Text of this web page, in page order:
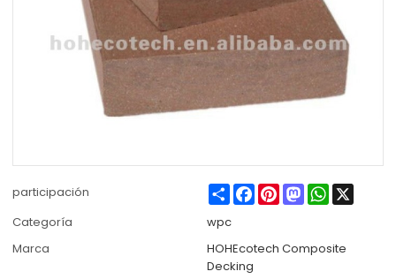
participación ShareFacebook
PinterestMastodonWhatsApp
X
Categoría
wpc
Marca
HOHEcotech Composite
Decking